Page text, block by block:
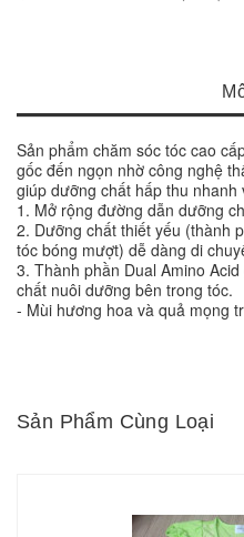
Sản phẩm chăm sóc tóc cao
gốc đến ngọn nhờ công nghệ
giúp dưỡng chất hấp thu
1. Mở rộng đường dẫn dưỡng
2. Dưỡng chất thiết yếu (thành
tóc bóng mượt) dễ dàng di
3. Thành phần Dual Amino
chất nuôi dưỡng bên trong tóc.
- Mùi hương hoa và quả mọng
Sản Phẩm Cùng Loại